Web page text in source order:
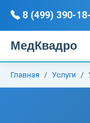
8 (499) 390-
МедКвадро
Главная Услуги